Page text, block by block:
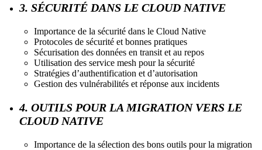
3. SÉCURITÉ DANS LE CLOUD NATIVE
Importance de la sécurité dans le Cloud Native
Protocoles de sécurité et bonnes pratiques
Sécurisation des données en transit et au repos
Utilisation des service mesh pour la sécurité
Stratégies d’authentification et d’autorisation
Gestion des vulnérabilités et réponse aux incidents
4. OUTILS POUR LA MIGRATION VERS LE
CLOUD NATIVE
Importance de la sélection des bons outils pour la migration